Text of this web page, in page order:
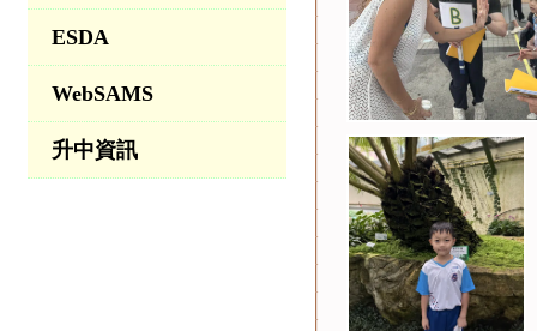
ESDA
WebSAMS
升中資訊